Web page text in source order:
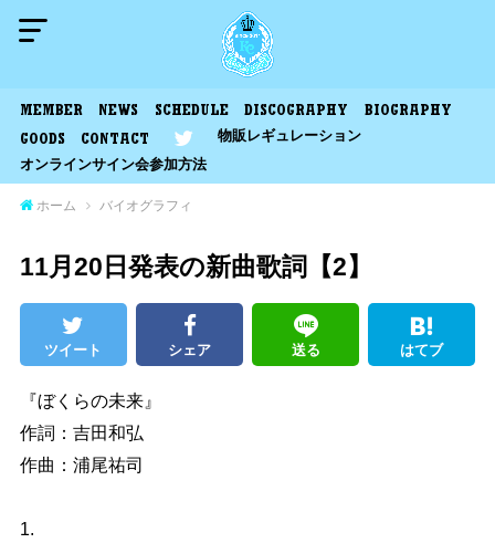
MEMBER NEWS SCHEDULE DISCOGRAPHY
BIOGRAPHY
GOODS
CONTACT
物販レギュレーション
オンラインサイン会参加方法
ホーム バイオグラフィ
11月20日発表の新曲歌詞【2】
ツイート シェア 送る はてブ
『ぼくらの未来』
作詞：吉田和弘
作曲：浦尾祐司
1.